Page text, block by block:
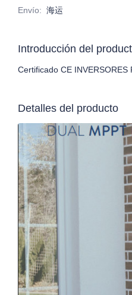
Envío: 海运
Introducción del
Certificado CE
Detalles del producto